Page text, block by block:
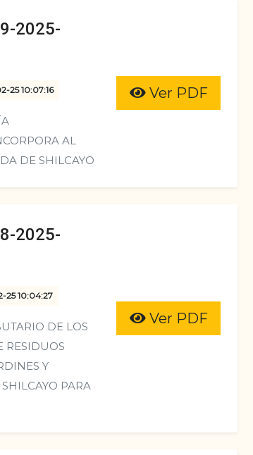
2025-
25 10:07:16
AL
DE SHILCAYO
Ver PDF
2025-
25 10:04:27
DE LOS
RESIDUOS
Y
PARA
Ver PDF